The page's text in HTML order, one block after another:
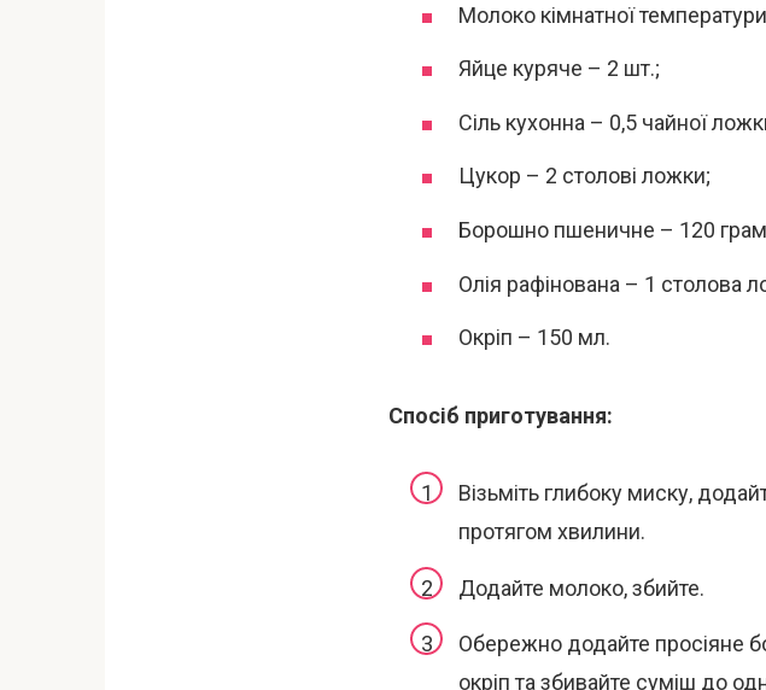
Молоко кімнатної
Яйце куряче – 2 шт.;
Сіль кухонна – 0,5 чайної
Цукор – 2 столові ложки;
Борошно пшеничне – 120
Олія рафінована – 1 столова
Окріп – 150 мл.
Спосіб приготування:
Візьміть глибоку миску,
протягом хвилини.
Додайте молоко, збийте.
Обережно додайте просіяне
окріп та збивайте суміш до